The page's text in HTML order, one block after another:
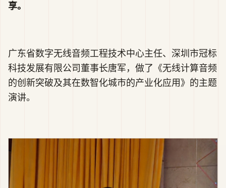
享。
广东省数字无线音频工程技术中心主任、深圳市冠标
科技发展有限公司董事长唐军，做了《无线计算音频
的创新突破及其在数智化城市的产业化应用》的主题
演讲。